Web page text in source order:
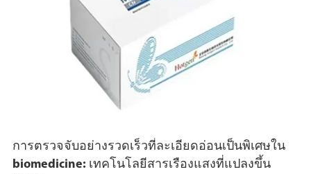
การตรวจจับอย่างรวดเร็วที่ละเอียดอ่อนเป็นพิเศษใน
biomedicine: เทคโนโลยีสารเรืองแสงที่แปลงขึ้น